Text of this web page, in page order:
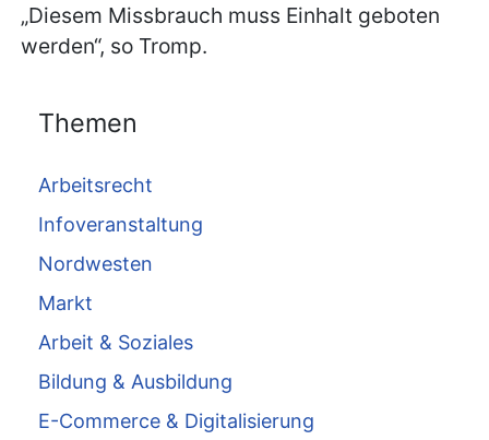
„Diesem Missbrauch muss Einhalt geboten
werden“, so Tromp.
Themen
Arbeitsrecht
Infoveranstaltung
Nordwesten
Markt
Arbeit & Soziales
Bildung & Ausbildung
E-Commerce & Digitalisierung